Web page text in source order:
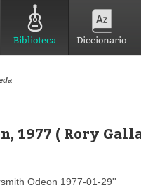
Biblioteca Diccionario
1977 ( Rory
Odeon 1977-01-29''